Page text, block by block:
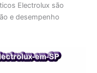
Electrolux são
e desempenho